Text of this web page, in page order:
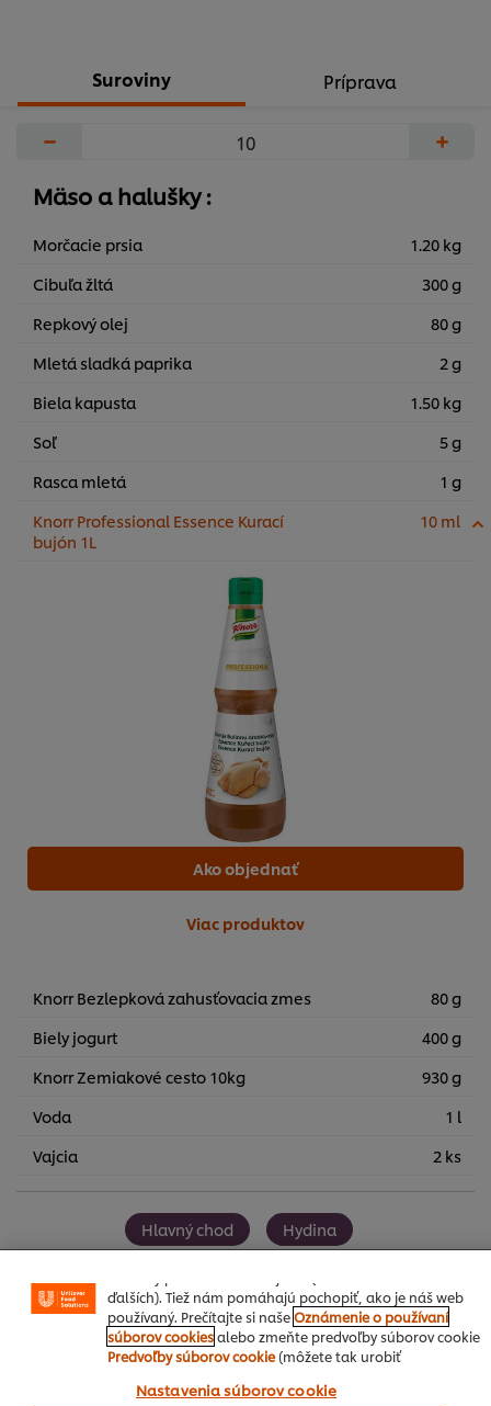
Suroviny Príprava
− +
Mäso a halušky :
Morčacie prsia
1.20 kg
Cibuľa žltá
300 g
Repkový olej
80 g
Mletá sladká paprika
2 g
Biela kapusta
1.50 kg
Soľ
5 g
Rasca mletá
1 g
Knorr Professional Essence Kurací
bujón 1L
10 ml
Ako objednať
Viac produktov
Knorr Bezlepková zahusťovacia zmes
80 g
Biely jogurt
400 g
Knorr Zemiakové cesto 10kg
930 g
Voda
1 l
Vajcia
2 ks
Hlavný chod Hydina
Buďte prví, kto ohodnotí.
Používame súbory cookies (a podobné techniky), aby
Súbory cookies Vám umožňujú využívať niektoré funkcie
(ako je napr. Ukladanie online nákupného košíka),
funkcia zdieľanie na sociálnych sieťach (pre Facebook,
ďalších). Tiež nám pomáhajú pochopiť, ako je náš web
používaný. Prečítajte si našeOznámenie o používaní
súborov cookiesalebo zmeňte predvoľby súborov cookie
Predvoľby súborov cookie(môžete tak urobiť
dávate aktívny súhlas s používaním súborov cookies.
Nastavenia súborov cookie